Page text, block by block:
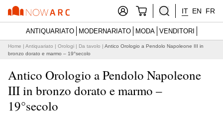
IT EN FR
ANTIQUARIATO MODERNARIATO MODA VENDITORI
Home | Antiquariato | Orologi | Da tavolo | Antico Orologio a Pendolo Napoleone III in
bronzo dorato e marmo – 19°secolo
Antico Orologio a Pendolo Napoleone
III in bronzo dorato e marmo –
19°secolo